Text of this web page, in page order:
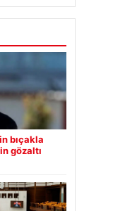
bıçakla
gözaltı